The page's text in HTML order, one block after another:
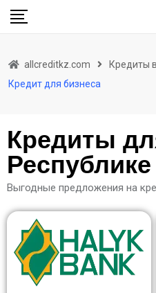
allcreditkz.com
Кредиты
Кредит для бизнеса
Кредиты
Республике
Выгодные предложения на